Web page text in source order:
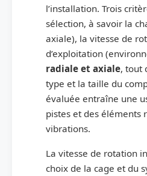
l’installation. Trois
sélection, à savoir la
axiale), la vitesse de
d’exploitation
radiale et axiale, tout
type et la taille du
évaluée entraîne une
pistes et des éléments
vibrations.
La vitesse de rotation
choix de la cage et du